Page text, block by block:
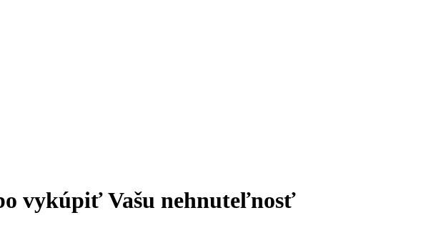
vykúpiť Vašu nehnuteľnosť